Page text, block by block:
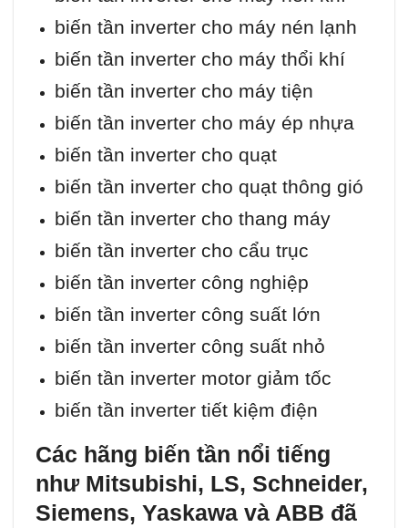
biến tần inverter cho máy nén lạnh
biến tần inverter cho máy thổi khí
biến tần inverter cho máy tiện
biến tần inverter cho máy ép nhựa
biến tần inverter cho quạt
biến tần inverter cho quạt thông gió
biến tần inverter cho thang máy
biến tần inverter cho cẩu trục
biến tần inverter công nghiệp
biến tần inverter công suất lớn
biến tần inverter công suất nhỏ
biến tần inverter motor giảm tốc
biến tần inverter tiết kiệm điện
Các hãng biến tần nổi tiếng
như Mitsubishi, LS, Schneider,
Siemens, Yaskawa và ABB đã